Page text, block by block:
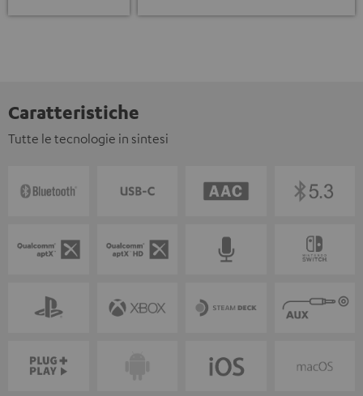
Caratteristiche
Tutte le tecnologie in sintesi